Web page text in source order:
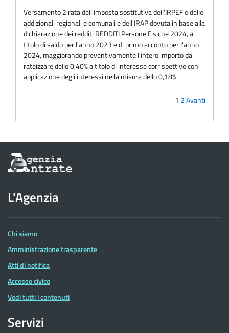
Versamento 2 rata dell'imposta sostitutiva dell'IRPEF e delle
addizionali regionali e comunali e dell'IRAP dovuta in base alla
dichiarazione dei redditi REDDITI Persone Fisiche 2024, a
titolo di saldo per l'anno 2023 e di primo acconto per l'anno
2024, maggiorando preventivamente l'intero importo da
rateizzare dello 0,40% a titolo di interesse corrispettivo con
applicazione degli interessi nella misura dello 0,18%
1 2Avanti
Informazioni
sul
dell'Agenzia
delle
Entrate
L'Agenzia
Chi siamo
Amministrazione trasparente
Atti di notifica
Accesso civico
Vedi tutti i contenuti
Servizi